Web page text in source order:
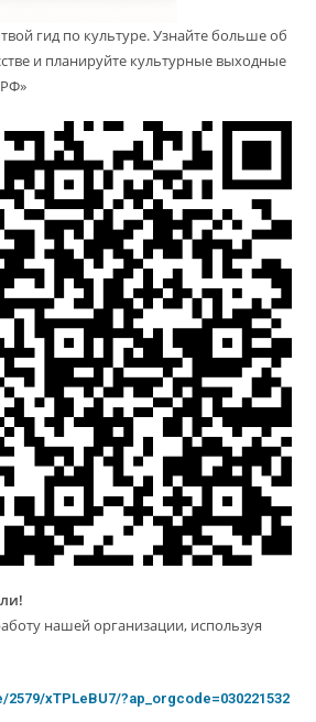
гид по культуре. Узнайте больше об
и планируйте культурные выходные
нашей организации, используя
xTPLeBU7/?ap_orgcode=030221532